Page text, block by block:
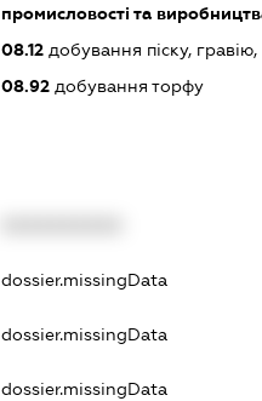
промисловості та
08.12добування піску, гравію,
08.92добування торфу
dossier.missingData
dossier.missingData
dossier.missingData